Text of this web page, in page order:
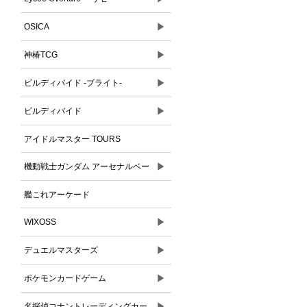
OSICA ▶
神椿TCG ▶
ビルディバイド -ブライト- ▶
ビルディバイド ▶
アイドルマスター TOURS
機動戦士ガンダム アーセナルベー
ス
▶
艦これアーケード
WIXOSS ▶
デュエルマスターズ ▶
ポケモンカードゲーム ▶